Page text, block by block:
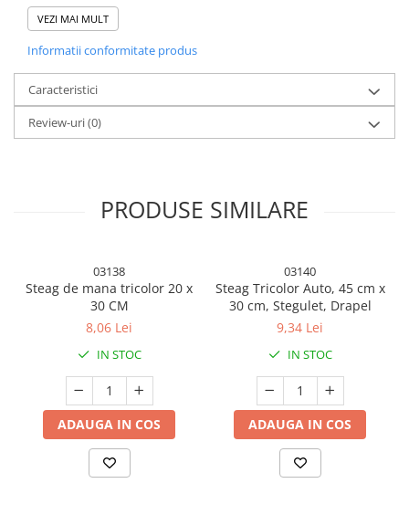
Organizatorul nostru de medicamente folosește plastic de înalta
calitate, FaRa BPA, fara miros, sigur de calitate medicala, capacul
se închide ermetic, nu se deschide ușor și nu se pot pierde
VEZI MAI MULT
Informatii conformitate produs
Caracteristici
Review-uri(0)
PRODUSE SIMILARE
03138
Steag de mana tricolor 20 x
30 CM
8,06 Lei
IN STOC
ADAUGA IN COS
03140
Steag Tricolor Auto, 45 cm x
30 cm, Stegulet, Drapel
9,34 Lei
IN STOC
ADAUGA IN COS